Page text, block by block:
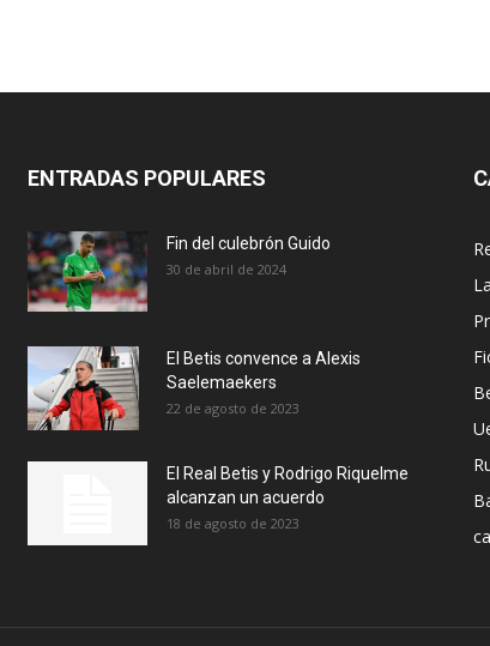
ENTRADAS POPULARES
Fin del culebrón Guido
30 de abril de 2024
El Betis convence a Alexis
Saelemaekers
22 de agosto de 2023
El Real Betis y Rodrigo Riquelme
alcanzan un acuerdo
18 de agosto de 2023